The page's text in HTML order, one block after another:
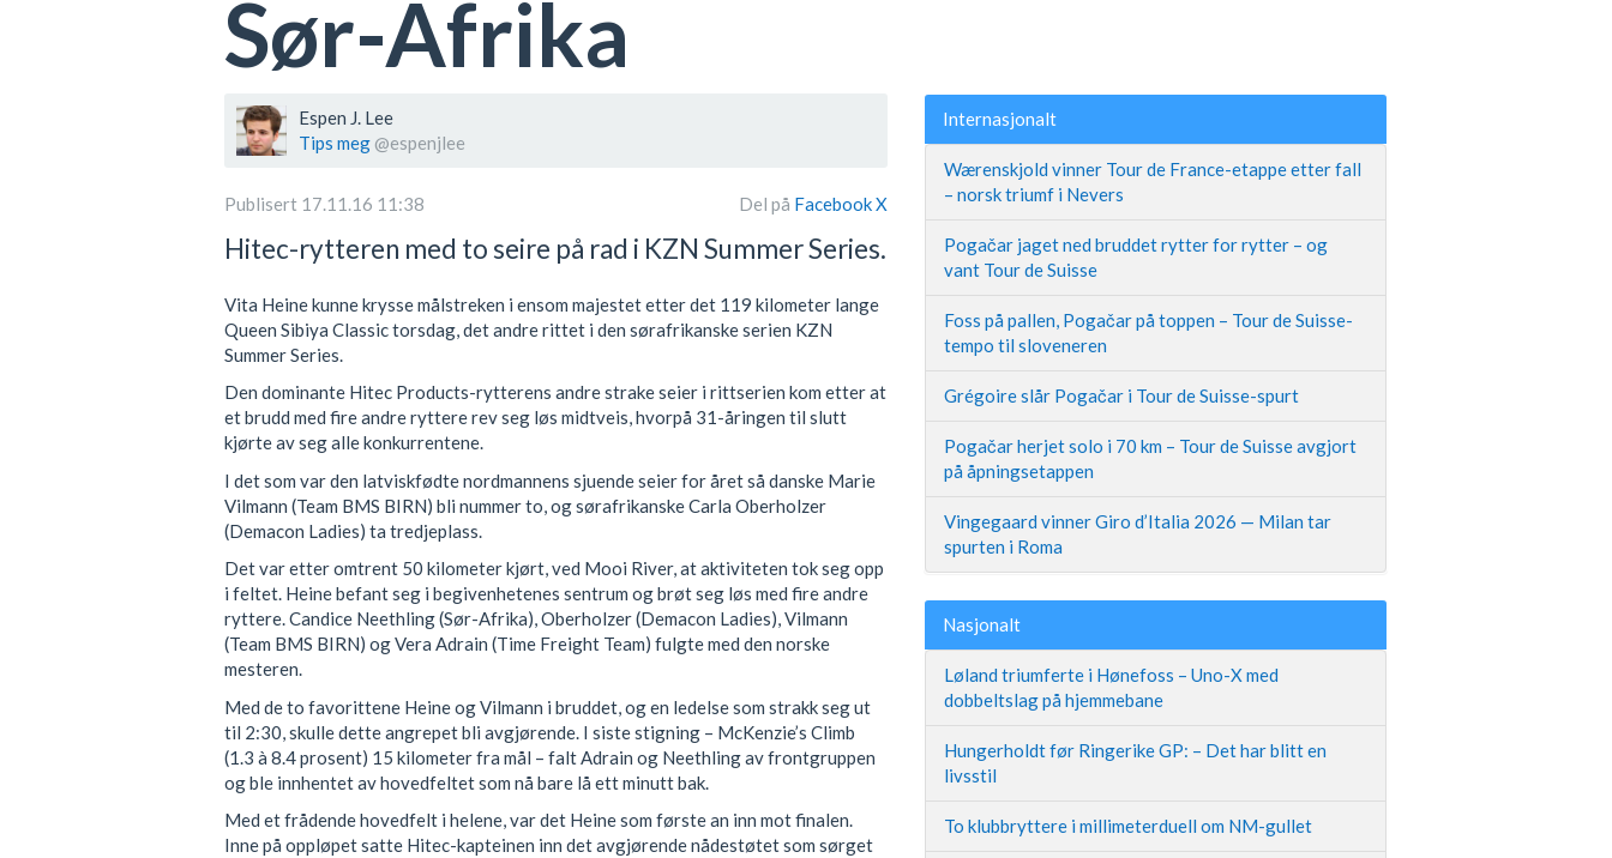
Sør-Afrika
Espen J. Lee
Tips meg @espenjlee
Publisert 17.11.16 11:38 Del på FacebookX
Hitec-rytteren med to seire på rad i KZN Summer Series.
Vita Heine kunne krysse målstreken i ensom majestet etter det 119 kilometer lange
Queen Sibiya Classic torsdag, det andre rittet i den sørafrikanske serien KZN
Summer Series.
Den dominante Hitec Products-rytterens andre strake seier i rittserien kom etter at
et brudd med fire andre ryttere rev seg løs midtveis, hvorpå 31-åringen til slutt
kjørte av seg alle konkurrentene.
I det som var den latviskfødte nordmannens sjuende seier for året så danske Marie
Vilmann (Team BMS BIRN) bli nummer to, og sørafrikanske Carla Oberholzer
(Demacon Ladies) ta tredjeplass.
Det var etter omtrent 50 kilometer kjørt, ved Mooi River, at aktiviteten tok seg opp
i feltet. Heine befant seg i begivenhetenes sentrum og brøt seg løs med fire andre
ryttere. Candice Neethling (Sør-Afrika), Oberholzer (Demacon Ladies), Vilmann
(Team BMS BIRN) og Vera Adrain (Time Freight Team) fulgte med den norske
mesteren.
Med de to favorittene Heine og Vilmann i bruddet, og en ledelse som strakk seg ut
til 2:30, skulle dette angrepet bli avgjørende. I siste stigning – McKenzie’s Climb
(1.3 à 8.4 prosent) 15 kilometer fra mål – falt Adrain og Neethling av frontgruppen
og ble innhentet av hovedfeltet som nå bare lå ett minutt bak.
Med et frådende hovedfelt i helene, var det Heine som første an inn mot finalen.
Inne på oppløpet satte Hitec-kapteinen inn det avgjørende nådestøtet som sørget
Internasjonalt
Wærenskjold vinner Tour de France-etappe etter fall
– norsk triumf i Nevers
Pogačar jaget ned bruddet rytter for rytter – og
vant Tour de Suisse
Foss på pallen, Pogačar på toppen – Tour de Suisse-
tempo til sloveneren
Grégoire slår Pogačar i Tour de Suisse-spurt
Pogačar herjet solo i 70 km – Tour de Suisse avgjort
på åpningsetappen
Vingegaard vinner Giro d’Italia 2026 — Milan tar
spurten i Roma
Nasjonalt
Løland triumferte i Hønefoss – Uno-X med
dobbeltslag på hjemmebane
Hungerholdt før Ringerike GP: – Det har blitt en
livsstil
To klubbryttere i millimeterduell om NM-gullet